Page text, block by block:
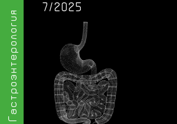
Гастроэнтерология
7/2025